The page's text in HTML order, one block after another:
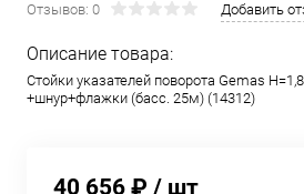
Отзывов: 0 Добавить
Описание товара:
Стойки указателей поворота Gemas
+шнур+флажки (басс. 25м) (14312)
40 656 ₽ / шт